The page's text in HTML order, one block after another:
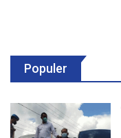
Populer